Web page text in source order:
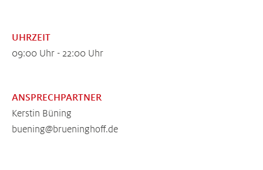
UHRZEIT
09:00 Uhr - 22:00 Uhr
ANSPRECHPARTNER
Kerstin Büning
buening@brueninghoff.de